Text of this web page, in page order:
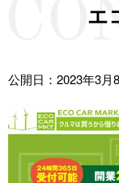
エ
公開日：2023年3月